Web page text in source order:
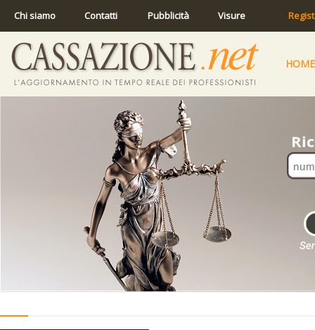
Chi siamo Contatti Pubblicità Visure
HOME